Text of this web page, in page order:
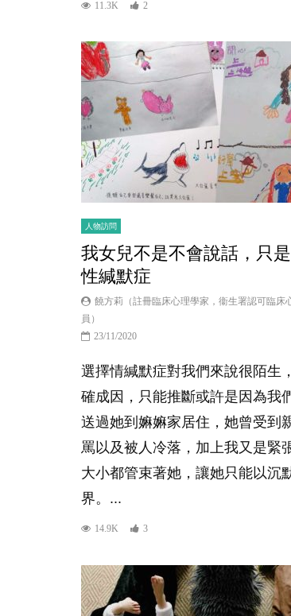
11.3K 2
人物訪問
我女兒不是不會說話，只
性緘默症
饒方莉（註冊臨床心理學家，衞生署認可臨床
員）
23/11/2020
選擇情緘默症對我們來說很陌生
確成因，只能推斷或許是因為我
送過她到嫲嫲家居住，她曾受到
罵以及被人冷落，加上我又是緊
大小都管束著她，讓她只能以沉
界。...
14.9K 3